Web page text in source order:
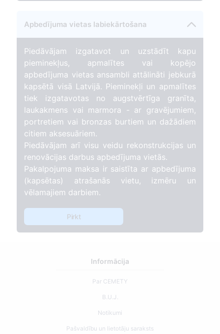
Apbedījuma vietas labiekārtošana
Piedāvājam izgatavot un uzstādīt kapu
pieminekļus, apmalītes vai kopējo
apbedījuma vietas ansambli attālināti jebkurā
kapsētā visā Latvijā. Pieminekļi un apmalītes
tiek izgatavotas no augstvērtīga granīta,
laukakmens vai marmora - ar gravējumiem,
portretiem vai bronzas burtiem un dažādiem
citiem aksesuāriem.
Piedāvājam arī visu veidu rekonstrukcijas un
renovācijas darbus apbedījuma vietās.
Pakalpojuma maksa ir saistīta ar apbedījuma
(kapsētas) atrašanās vietu, izmēru un
vēlamajiem darbiem.
Pirkt
Informācija
Par CEMETY
B.U.J.
Notikumi
Pašvaldību un lietotāju saraksts